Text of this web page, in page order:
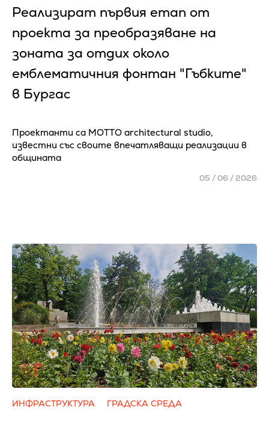
Реализират първия етап от
проекта за преобразяване на
зоната за отдих около
емблематичния фонтан "Гъбките"
в Бургас
Проектанти са MOTTO architectural studio,
известни със своите впечатляващи реализации в
общината
05 / 06 / 2026
ИНФРАСТРУКТУРА ГРАДСКА СРЕДА